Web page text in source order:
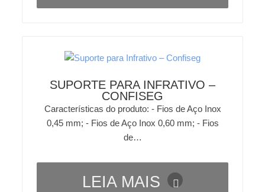
SUPORTE PARA INFRATIVO –
CONFISEG
Características do produto: - Fios de Aço Inox
0,45 mm; - Fios de Aço Inox 0,60 mm; - Fios
de…
LEIA MAIS